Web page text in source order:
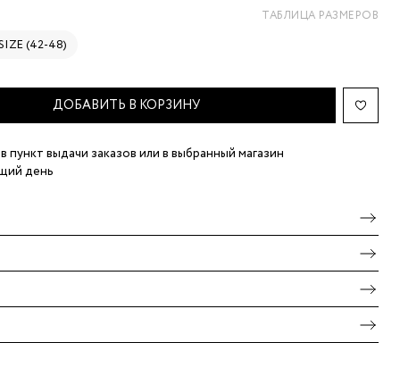
ТАБЛИЦА РАЗМЕРОВ
(42-48)
ДОБАВИТЬ В КОРЗИНУ
пункт выдачи заказов или в выбранный магазин
день